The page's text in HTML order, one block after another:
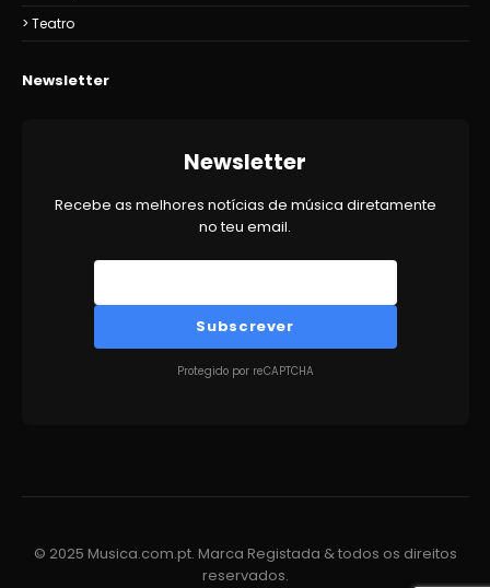
Teatro
Newsletter
Newsletter
Recebe as melhores notícias de música diretamente
no teu email.
Subscrever
Protegido por reCAPTCHA
© 2025 Musica.com.pt. Marca Registada & todos os direitos
reservados.